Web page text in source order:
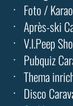
Foto /
Après-ski
V.I.Peep
Pubquiz
Thema
Disco